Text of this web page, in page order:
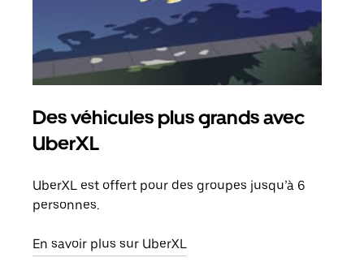
Des véhicules plus grands avec
UberXL
UberXL est offert pour des groupes jusqu’à 6
personnes.
En savoir plus sur UberXL